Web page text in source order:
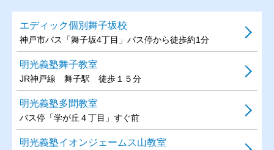
エディック個別舞子坂校
神戸市バス「舞子坂4丁目」バス停から徒歩約1分
明光義塾舞子教室
JR神戸線 舞子駅 徒歩１５分
明光義塾多聞教室
バス停「学が丘４丁目」すぐ前
明光義塾イオンジェームス山教室